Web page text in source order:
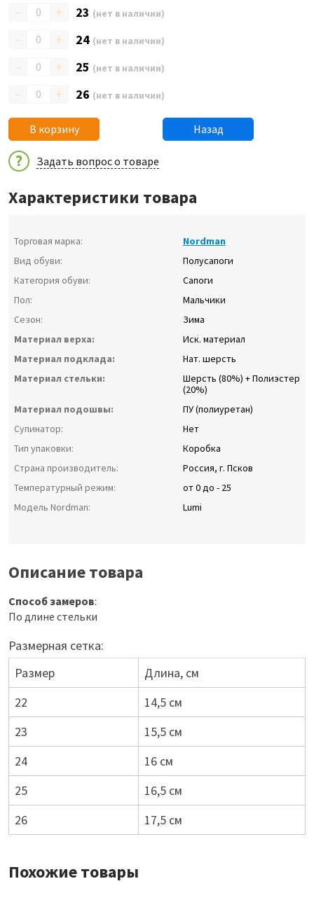
– + 23 (нет в наличии)
– + 24 (нет в наличии)
– + 25 (нет в наличии)
– + 26 (нет в наличии)
В корзину Назад
Задать вопрос о товаре
Характеристики товара
Торговая марка:
Nordman
Вид обуви:
Полусапоги
Категория обуви:
Сапоги
Пол:
Мальчики
Сезон:
Зима
Материал верха:
Иск. материал
Материал подклада:
Нат. шерсть
Материал стельки:
Шерсть (80%) + Полиэстер
(20%)
Материал подошвы:
ПУ (полиуретан)
Супинатор:
Нет
Тип упаковки:
Коробка
Страна производитель:
Россия, г. Псков
Температурный режим:
от 0 до - 25
Модель Nordman:
Lumi
Описание товара
Способ замеров:
По длине стельки
Размерная сетка:
Размер
Длина, см
22
14,5 см
23
15,5 см
24
16 см
25
16,5 см
26
17,5 см
Похожие товары